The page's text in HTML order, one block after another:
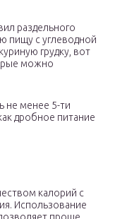
раздельного
пищу с углеводной
грудку, вот
можно
не менее 5-ти
дробное питание
калорий с
Использование